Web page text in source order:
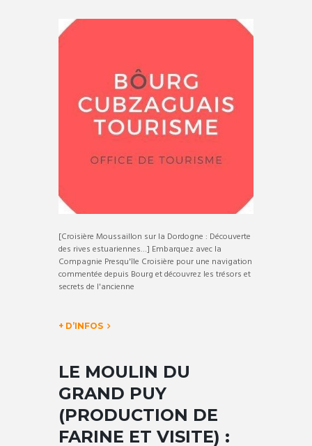
[Croisière Moussaillon sur la Dordogne : Découverte
des rives estuariennes…] Embarquez avec la
Compagnie Presqu'île Croisière pour une navigation
commentée depuis Bourg et découvrez les trésors et
secrets de l'ancienne
+ D’INFOS
LE MOULIN DU
GRAND PUY
(PRODUCTION DE
FARINE ET VISITE) :